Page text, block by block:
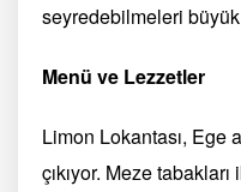
seyredebilmeleri
Menü ve Lezzetler
Limon Lokantası, Ege
çıkıyor. Meze